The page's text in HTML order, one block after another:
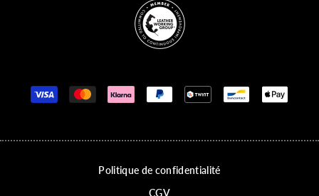
Moyens de paiement
Politique de confidentialité
CGV